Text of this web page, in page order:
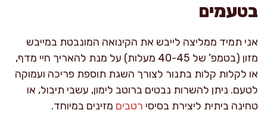
בטעמים
אני תמיד ממליצה לייבש את הקינואה המונבטת במייבש
מזון (בטמפ' של 40-45 מעלות) על מנת להאריך חיי מדף,
או לקלות קלות בתנור לצורך השגת תוספת פריכה ועמוקה
לטעם. ניתן להשרות נבטים ברוטב לימון, עשבי תיבול, או
טחינה ביתית ליצירת בסיסי רטבים מזינים במיוחד.